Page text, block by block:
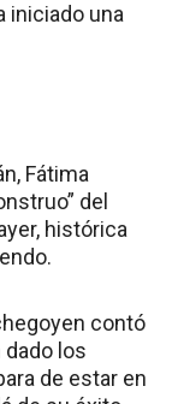
iniciado una
Fátima
del
histórica
contó
los
de estar en